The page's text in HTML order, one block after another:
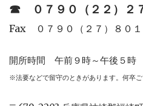
☎︎ ０７９０（２２）２
Fax ０７９０（２７）８０１
開所時間 午前９時～午後５時
※法要などで留守のときがあります。何卒ご